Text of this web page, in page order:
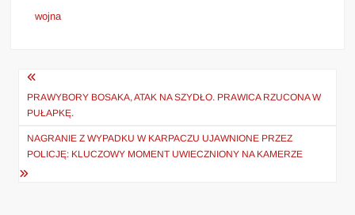
wojna
Nawigacja
wpisu
PRAWYBORY BOSAKA, ATAK NA SZYDŁO. PRAWICA RZUCONA W
PUŁAPKĘ.
NAGRANIE Z WYPADKU W KARPACZU UJAWNIONE PRZEZ
POLICJĘ: KLUCZOWY MOMENT UWIECZNIONY NA KAMERZE